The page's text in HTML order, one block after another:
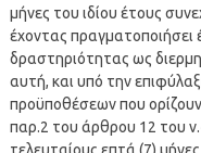
μήνες του ιδίου έτους
έχοντας πραγματοποιήσει
δραστηριότητας ως
αυτή, και υπό την
προϋποθέσεων που
παρ.2 του άρθρου 12 του
τελευταίους επτά (7)